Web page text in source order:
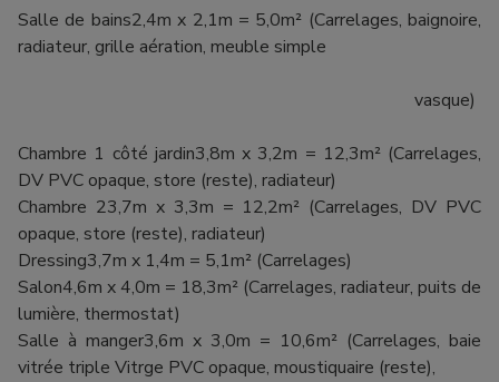
Salle de bains2,4m x 2,1m = 5,0m² (Carrelages, baignoire,
radiateur, grille aération, meuble simple
vasque)
Chambre 1 côté jardin3,8m x 3,2m = 12,3m² (Carrelages,
DV PVC opaque, store (reste), radiateur)
Chambre 23,7m x 3,3m = 12,2m² (Carrelages, DV PVC
opaque, store (reste), radiateur)
Dressing3,7m x 1,4m = 5,1m² (Carrelages)
Salon4,6m x 4,0m = 18,3m² (Carrelages, radiateur, puits de
lumière, thermostat)
Salle à manger3,6m x 3,0m = 10,6m² (Carrelages, baie
vitrée triple Vitrge PVC opaque, moustiquaire (reste),